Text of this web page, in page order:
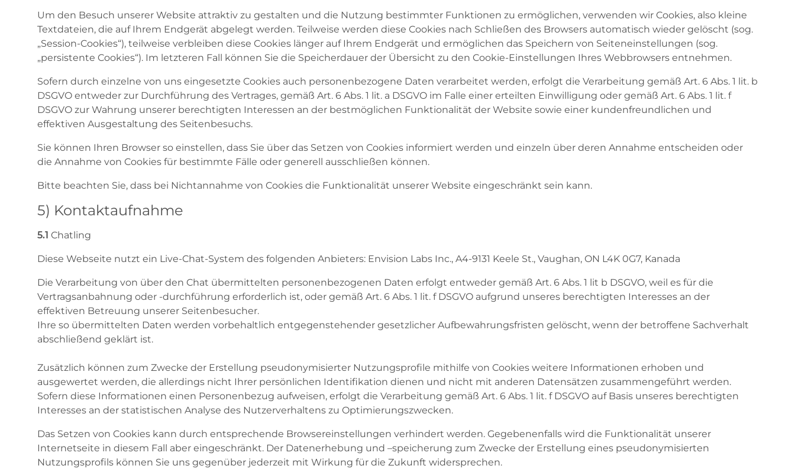
Um den Besuch unserer Website attraktiv zu gestalten und die Nutzung bestimmter Funktionen zu ermöglichen, verwenden wir Cookies, also kleine
Textdateien, die auf Ihrem Endgerät abgelegt werden. Teilweise werden diese Cookies nach Schließen des Browsers automatisch wieder gelöscht (sog.
„Session-Cookies“), teilweise verbleiben diese Cookies länger auf Ihrem Endgerät und ermöglichen das Speichern von Seiteneinstellungen (sog.
„persistente Cookies“). Im letzteren Fall können Sie die Speicherdauer der Übersicht zu den Cookie-Einstellungen Ihres Webbrowsers entnehmen.
Sofern durch einzelne von uns eingesetzte Cookies auch personenbezogene Daten verarbeitet werden, erfolgt die Verarbeitung gemäß Art. 6 Abs. 1 lit. b
DSGVO entweder zur Durchführung des Vertrages, gemäß Art. 6 Abs. 1 lit. a DSGVO im Falle einer erteilten Einwilligung oder gemäß Art. 6 Abs. 1 lit. f
DSGVO zur Wahrung unserer berechtigten Interessen an der bestmöglichen Funktionalität der Website sowie einer kundenfreundlichen und
effektiven Ausgestaltung des Seitenbesuchs.
Sie können Ihren Browser so einstellen, dass Sie über das Setzen von Cookies informiert werden und einzeln über deren Annahme entscheiden oder
die Annahme von Cookies für bestimmte Fälle oder generell ausschließen können.
Bitte beachten Sie, dass bei Nichtannahme von Cookies die Funktionalität unserer Website eingeschränkt sein kann.
5) Kontaktaufnahme
5.1 Chatling
Diese Webseite nutzt ein Live-Chat-System des folgenden Anbieters: Envision Labs Inc., A4-9131 Keele St., Vaughan, ON L4K 0G7, Kanada
Die Verarbeitung von über den Chat übermittelten personenbezogenen Daten erfolgt entweder gemäß Art. 6 Abs. 1 lit b DSGVO, weil es für die
Vertragsanbahnung oder -durchführung erforderlich ist, oder gemäß Art. 6 Abs. 1 lit. f DSGVO aufgrund unseres berechtigten Interesses an der
effektiven Betreuung unserer Seitenbesucher.
Ihre so übermittelten Daten werden vorbehaltlich entgegenstehender gesetzlicher Aufbewahrungsfristen gelöscht, wenn der betroffene Sachverhalt
abschließend geklärt ist.
Zusätzlich können zum Zwecke der Erstellung pseudonymisierter Nutzungsprofile mithilfe von Cookies weitere Informationen erhoben und
ausgewertet werden, die allerdings nicht Ihrer persönlichen Identifikation dienen und nicht mit anderen Datensätzen zusammengeführt werden.
Sofern diese Informationen einen Personenbezug aufweisen, erfolgt die Verarbeitung gemäß Art. 6 Abs. 1 lit. f DSGVO auf Basis unseres berechtigten
Interesses an der statistischen Analyse des Nutzerverhaltens zu Optimierungszwecken.
Das Setzen von Cookies kann durch entsprechende Browsereinstellungen verhindert werden. Gegebenenfalls wird die Funktionalität unserer
Internetseite in diesem Fall aber eingeschränkt. Der Datenerhebung und –speicherung zum Zwecke der Erstellung eines pseudonymisierten
Nutzungsprofils können Sie uns gegenüber jederzeit mit Wirkung für die Zukunft widersprechen.